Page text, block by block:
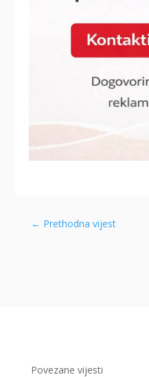
← Prethodna vijest
Povezane vijesti